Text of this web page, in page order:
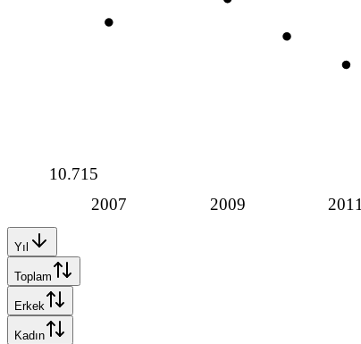
2007 2009 2011
10.715
Yıl
Toplam
Erkek
Kadın